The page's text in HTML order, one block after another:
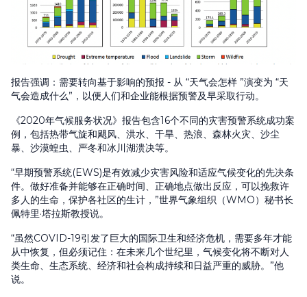
报告强调：需要转向基于影响的预报 - 从 “天气会怎样 ”演变为 “天
气会造成什么”，以便人们和企业能根据预警及早采取行动。
《2020年气候服务状况》报告包含16个不同的灾害预警系统成功案
例，包括热带气旋和飓风、洪水、干旱、热浪、森林火灾、沙尘
暴、沙漠蝗虫、严冬和冰川湖溃决等。
“早期预警系统(EWS)是有效减少灾害风险和适应气候变化的先决条
件。做好准备并能够在正确时间、正确地点做出反应，可以挽救许
多人的生命，保护各社区的生计，”世界气象组织（WMO）秘书长
佩特里·塔拉斯教授说。
“虽然COVID-19引发了巨大的国际卫生和经济危机，需要多年才能
从中恢复，但必须记住：在未来几个世纪里，气候变化将不断对人
类生命、生态系统、经济和社会构成持续和日益严重的威胁。”他
说。